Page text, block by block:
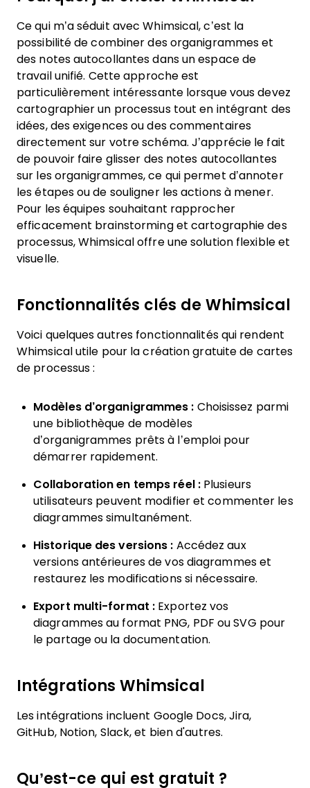
Ce qui m’a séduit avec Whimsical, c’est la
possibilité de combiner des organigrammes et
des notes autocollantes dans un espace de
travail unifié. Cette approche est
particulièrement intéressante lorsque vous devez
cartographier un processus tout en intégrant des
idées, des exigences ou des commentaires
directement sur votre schéma. J’apprécie le fait
de pouvoir faire glisser des notes autocollantes
sur les organigrammes, ce qui permet d’annoter
les étapes ou de souligner les actions à mener.
Pour les équipes souhaitant rapprocher
efficacement brainstorming et cartographie des
processus, Whimsical offre une solution flexible et
visuelle.
Fonctionnalités clés de Whimsical
Voici quelques autres fonctionnalités qui rendent
Whimsical utile pour la création gratuite de cartes
de processus :
Modèles d’organigrammes : Choisissez parmi
une bibliothèque de modèles
d’organigrammes prêts à l’emploi pour
démarrer rapidement.
Collaboration en temps réel :Plusieurs
utilisateurs peuvent modifier et commenter les
diagrammes simultanément.
Historique des versions : Accédez aux
versions antérieures de vos diagrammes et
restaurez les modifications si nécessaire.
Export multi-format : Exportez vos
diagrammes au format PNG, PDF ou SVG pour
le partage ou la documentation.
Intégrations Whimsical
Les intégrations incluent Google Docs, Jira,
GitHub, Notion, Slack, et bien d'autres.
Qu’est-ce qui est gratuit ?